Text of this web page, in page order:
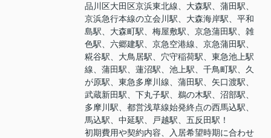
品川区大田区京浜東北線、大森駅、蒲田駅、
京浜急行本線の立会川駅、大森海岸駅、平和
島駅、大森町駅、梅屋敷駅、京急蒲田駅、雑
色駅、六郷建駅、京急空港線、京急蒲田駅、
糀谷駅、大鳥居駅、穴守稲荷駅、東急池上駅
線、蒲田駅、蓮沼駅、池上駅、千鳥町駅、久
が原駅、東急多摩川線、蒲田駅、矢口渡駅、
武蔵新田駅、下丸子駅、鵜の木駅、沼部駅、
多摩川駅、都営浅草線始発終点の西馬込駅、
馬込駅、中延駅、戸越駅、五反田駅！
初期費用や契約内容、入居希望時期に合わせ